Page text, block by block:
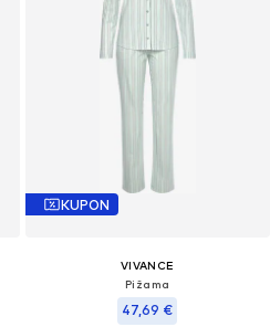
KUPON
VIVANCE
Pižama
47,69 €